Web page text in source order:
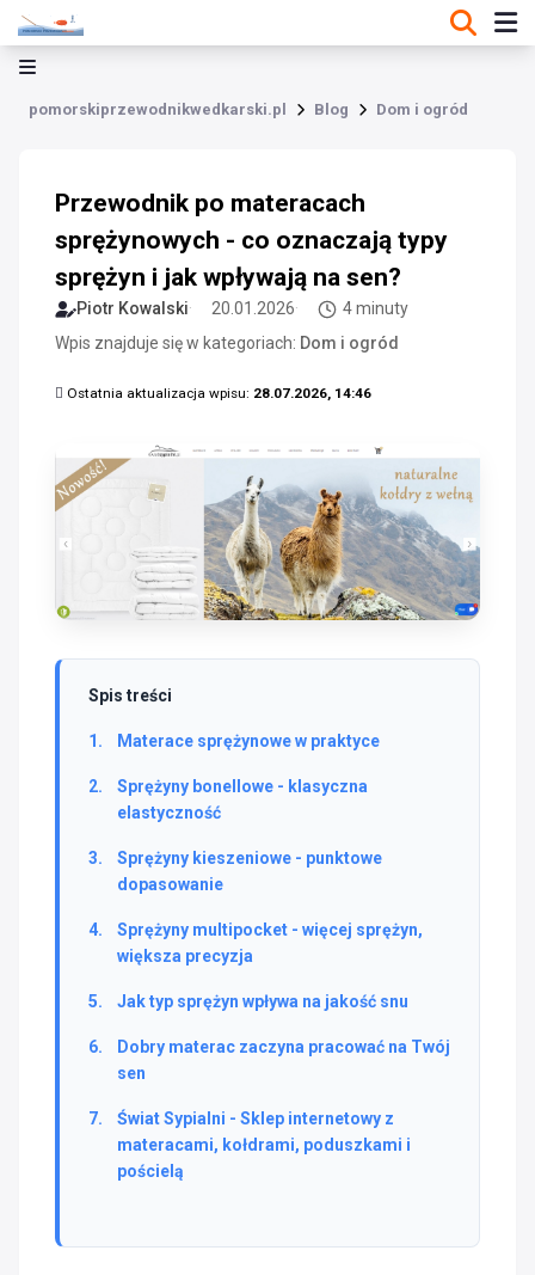
pomorskiprzewodnikwedkarski.pl Blog Dom i ogród
Przewodnik po materacach
sprężynowych - co oznaczają typy
sprężyn i jak wpływają na sen?
Piotr Kowalski 20.01.2026
4 minuty
Wpis znajduje się w kategoriach: Dom i ogród
Ostatnia aktualizacja wpisu: 28.07.2026, 14:46
Spis treści
Materace sprężynowe w praktyce
Sprężyny bonellowe - klasyczna
elastyczność
Sprężyny kieszeniowe - punktowe
dopasowanie
Sprężyny multipocket - więcej sprężyn,
większa precyzja
Jak typ sprężyn wpływa na jakość snu
Dobry materac zaczyna pracować na Twój
sen
Świat Sypialni - Sklep internetowy z
materacami, kołdrami, poduszkami i
pościelą